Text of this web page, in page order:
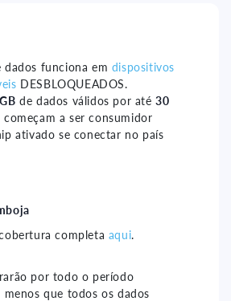
-
10gb
-
10gb
dados funciona em dispositivos
DESBLOQUEADOS.
de dados válidos por até30
começam a ser consumidor
ativado se conectar no país
completa aqui.
por todo o período
menos que todos os dados